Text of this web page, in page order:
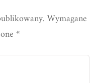
Wymagane
*